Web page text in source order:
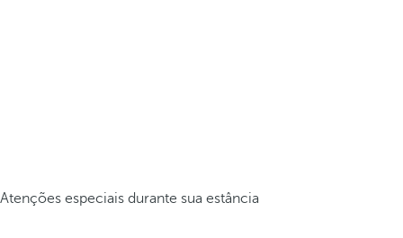
Atenções especiais durante sua estância